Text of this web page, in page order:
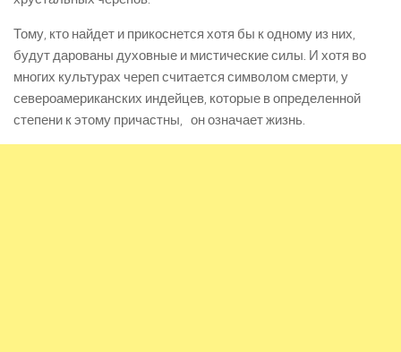
Тому, кто найдет и прикоснется хотя бы к одному из них,
будут дарованы духовные и мистические силы. И хотя во
многих культурах череп считается символом смерти, у
североамериканских индейцев, которые в определенной
степени к этому причастны, он означает жизнь.